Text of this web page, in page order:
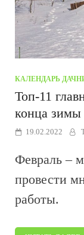
КАЛЕНДАРЬ
Топ-11
конца
19.02.2022
Февраль –
провести
работы.